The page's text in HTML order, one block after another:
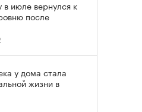
в июле вернулся к
после
у дома стала
жизни в